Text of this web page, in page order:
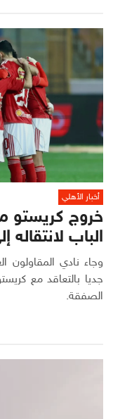
أخبار الأهلي
خروج كريستو
الباب لانتقاله
وجاء نادي المقاولون
جديا بالتعاقد مع
الصفقة.